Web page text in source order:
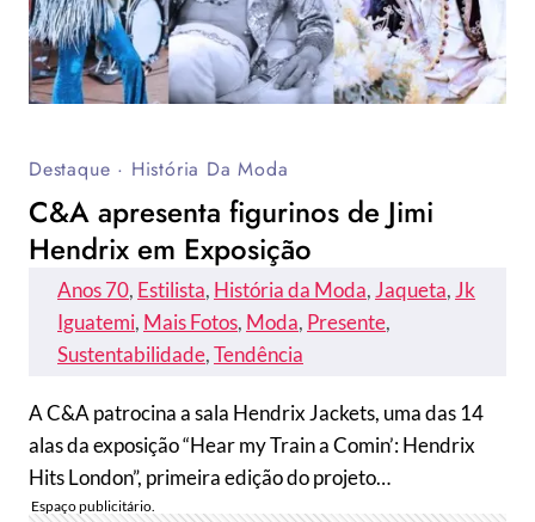
Destaque · História Da Moda
C&A apresenta figurinos de Jimi
Hendrix em Exposição
Anos 70, Estilista, História da Moda, Jaqueta, Jk
Iguatemi, Mais Fotos, Moda, Presente
Sustentabilidade, Tendência
A C&A patrocina a sala Hendrix Jackets, uma das 14
alas da exposição “Hear my Train a Comin’: Hendrix
Hits London”, primeira edição do projeto…